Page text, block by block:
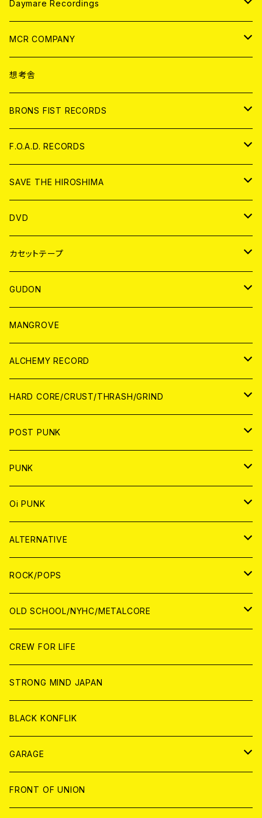
アパレル
ANALOG
CD
ANALOG
Daymare Recordings
CD
ANALOG
MCR COMPANY
CD
アパレル
ANALOG
想考舎
BRONS FIST RECORDS
CD
ANALOG
F.O.A.D. RECORDS
CD
ANALOG
SAVE THE HIROSHIMA
アパレル
BADGE
DVD
JAPAN
WORLD
カセットテープ
JAPAN
WORLD
GUDON
アパレル
PATCH
アナログ
DIGITAL CONTENTS
MANGROVE
ALCHEMY RECORD
CD
ANALOG
HARD CORE/CRUST/THRASH/GRIND
JAPAN
CD
ANALOG
WORLD
CD
ANALOG
POST PUNK
CD
JAPAN
WORLD
ANALOG
JAPAN
WORLD
PUNK
JAPAN
CD
ANALOG
WORLD
CD
ANALOG
Oi PUNK
JAPAN
CD
ANALOG
WOLRD
CD
ANALOG
ALTERNATIVE
JAPAN
CD
ANALOG
WORLD
CD
ANALOG
ROCK/POPS
JAPAN
CD
ANALOG
WORLD
CD
ANALOG
OLD SCHOOL/NYHC/METALCORE
JAPAN
CD
ANALOG
WORLD
CD
ANALOG
CREW FOR LIFE
STRONG MIND JAPAN
BLACK KONFLIK
GARAGE
JAPAN
FRONT OF UNION